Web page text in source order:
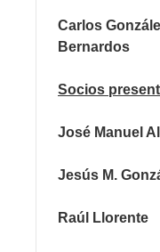
Carlos
Bernardos
Socios
José Manuel
Jesús M.
Raúl Llorente